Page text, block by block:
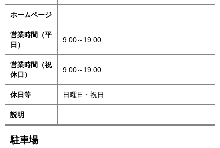
ホームページ
営業時間（平
日）
9:00～19:00
営業時間（祝
休日）
9:00～19:00
休日等 日曜日・祝日
説明
駐車場